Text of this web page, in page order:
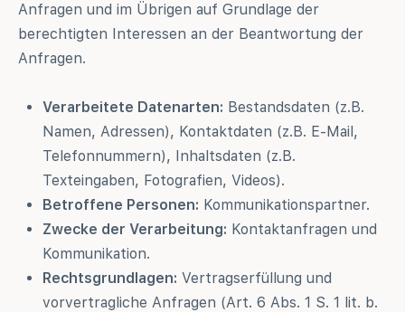
Anfragen und im Übrigen auf Grundlage der
berechtigten Interessen an der Beantwortung der
Anfragen.
Verarbeitete Datenarten: Bestandsdaten (z.B.
Namen, Adressen), Kontaktdaten (z.B. E-Mail,
Telefonnummern), Inhaltsdaten (z.B.
Texteingaben, Fotografien, Videos).
Betroffene Personen: Kommunikationspartner.
Zwecke der Verarbeitung: Kontaktanfragen und
Kommunikation.
Rechtsgrundlagen: Vertragserfüllung und
vorvertragliche Anfragen (Art. 6 Abs. 1 S. 1 lit. b.